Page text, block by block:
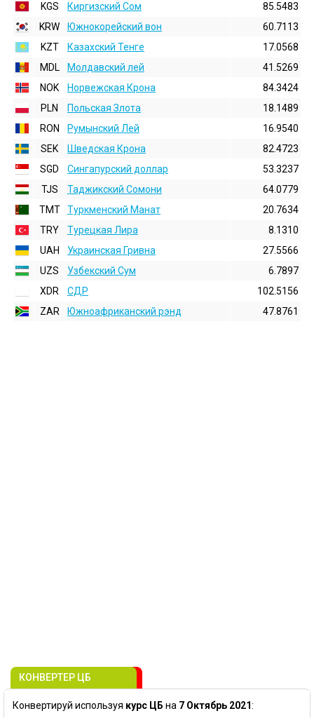
KGS
Киргизский Сом
85.5483
KRW
Южнокорейский вон
60.7113
KZT
Казахский Тенге
17.0568
MDL
Молдавский лей
41.5269
NOK
Норвежская Крона
84.3424
PLN
Польская Злота
18.1489
RON
Румынский Лей
16.9540
SEK
Шведская Крона
82.4723
SGD
Сингапурский доллар
53.3237
TJS
Таджикский Сомони
64.0779
TMT
Туркменский Манат
20.7634
TRY
Турецкая Лира
8.1310
UAH
Украинская Гривна
27.5566
UZS
Узбекский Сум
6.7897
XDR
СДР
102.5156
ZAR
Южноафриканский рэнд 47.8761
КОНВЕРТЕР ЦБ
Конвертируй используя курс ЦБ на 7 Октябрь 2021: